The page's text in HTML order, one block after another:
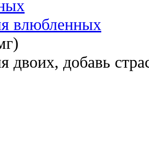
влюбленных
двоих, добавь